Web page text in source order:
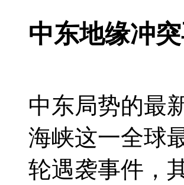
中东地缘冲
中东局势的最
海峡这一全球
轮遇袭事件，